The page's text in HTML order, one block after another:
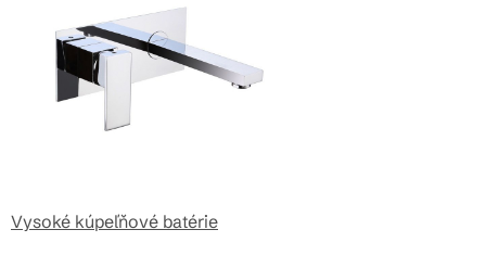
Vysoké kúpeľňové batérie